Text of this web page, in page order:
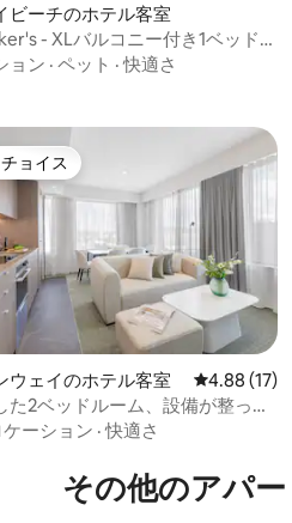
4.57つ星の平均評価
ビーチのホテル客室
- XLバルコニー付き1ベッドル
ートメント
ョン · ペット ·快適さ
4.24つ星の平均評価
ョイス
ョイス
ウェイのホテル客室 レビュー17
4.88 (17)
た2ベッドルーム、設備が整って
ケーション ·快適さ
その他のアパ